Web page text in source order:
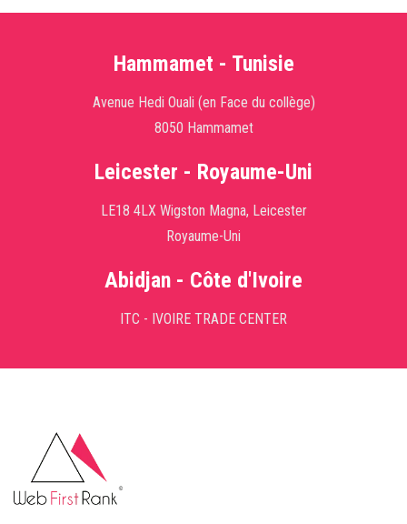
Hammamet - Tunisie
Avenue Hedi Ouali (en Face du collège)
8050 Hammamet
Leicester - Royaume-Uni
LE18 4LX Wigston Magna, Leicester
Royaume-Uni
Abidjan - Côte d'Ivoire
ITC - IVOIRE TRADE CENTER